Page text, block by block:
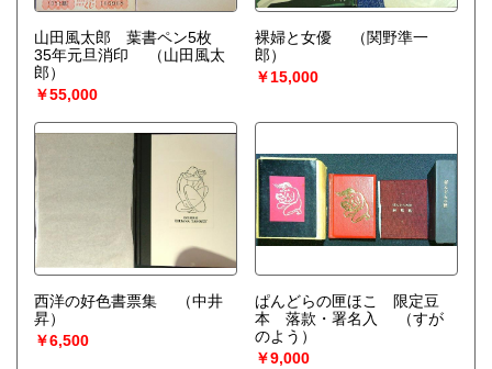
山田風太郎 葉書ペン5枚
35年元旦消印
（山田風太
郎）
￥55,000
裸婦と女優
（関野準一
郎）
￥15,000
西洋の好色書票集
（中井
昇）
￥6,500
ぱんどらの匣ほこ 限定豆
本 落款・署名入
（すが
のよう）
￥9,000